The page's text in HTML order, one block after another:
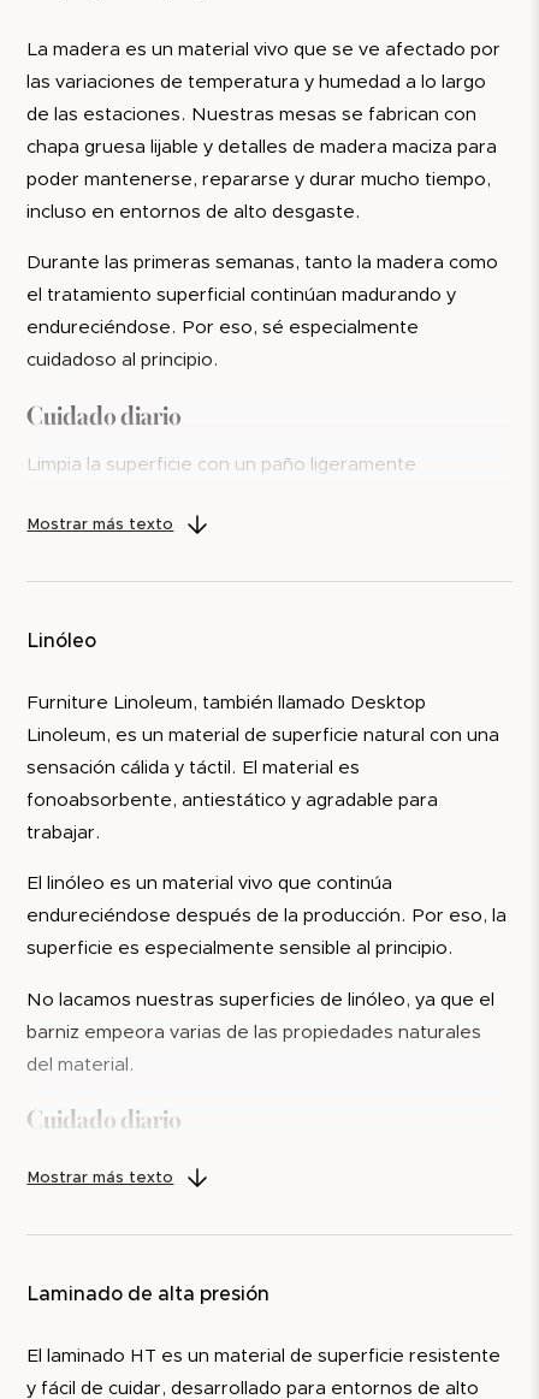
La madera es un material vivo que se ve afectado por
las variaciones de temperatura y humedad a lo largo
de las estaciones. Nuestras mesas se fabrican con
chapa gruesa lijable y detalles de madera maciza para
poder mantenerse, repararse y durar mucho tiempo,
incluso en entornos de alto desgaste.
Durante las primeras semanas, tanto la madera como
el tratamiento superficial continúan madurando y
endureciéndose. Por eso, sé especialmente
cuidadoso al principio.
Cuidado diario
Limpia la superficie con un paño ligeramente
seco. Si es necesario, utiliza una solución suave de
A tener en cuenta
Evita dejar líquidos sobre la superficie durante mucho
tiempo.
Para evitar cambios de color irregulares, el tablero
debe exponerse de forma uniforme a la luz y no
cubrirse con objetos durante periodos prolongados.
Utiliza siempre salvamanteles para objetos calientes
como tazas de café, velas tipo tealight y cacerolas.
productos abrasivos
disolventes fuertes
esponjas abrasivas
Superficie aceitada con cera dura
Una superficie aceitada con cera dura aporta a la
mantenerse con el tiempo. Para manchas más difíciles:
frotes, ya que puede crear zonas brillantes. Para
mantener la protección, recomendamos aplicar una
Mostrar más texto
Linóleo
Furniture Linoleum, también llamado Desktop
Linoleum, es un material de superficie natural con una
sensación cálida y táctil. El material es
fonoabsorbente, antiestático y agradable para
trabajar.
El linóleo es un material vivo que continúa
endureciéndose después de la producción. Por eso, la
superficie es especialmente sensible al principio.
No lacamos nuestras superficies de linóleo, ya que el
barniz empeora varias de las propiedades naturales
del material.
Cuidado diario
Limpia la superficie con un paño de microfibra
limpiador con pH neutro
jabón negro (de linaza)
Mostrar más texto
Laminado de alta presión
El laminado HT es un material de superficie resistente
y fácil de cuidar, desarrollado para entornos de alto